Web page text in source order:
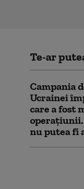
Te-ar
Campania
Ucrainei
care a fost
nu putea fi